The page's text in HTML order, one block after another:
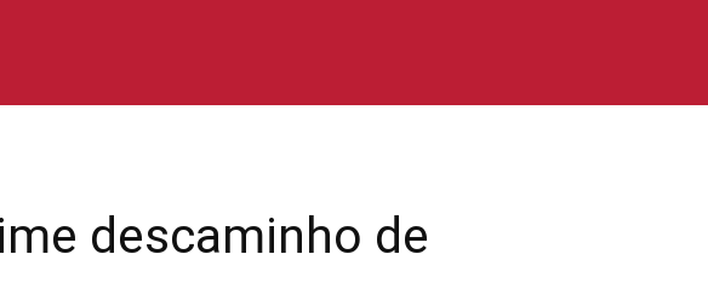
descaminho de